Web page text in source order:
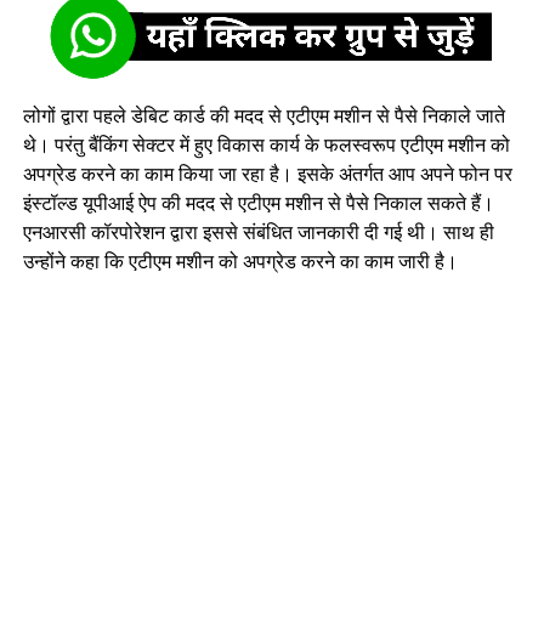
लोगों द्वारा पहले डेबिट कार्ड की मदद से एटीएम मशीन से पैसे निकाले जाते
थे। परंतु बैंकिंग सेक्टर में हुए विकास कार्य के फलस्वरूप एटीएम मशीन को
अपग्रेड करने का काम किया जा रहा है। इसके अंतर्गत आप अपने फोन पर
इंस्टॉल्ड यूपीआई ऐप की मदद से एटीएम मशीन से पैसे निकाल सकते हैं।
एनआरसी कॉरपोरेशन द्वारा इससे संबंधित जानकारी दी गई थी। साथ ही
उन्होंने कहा कि एटीएम मशीन को अपग्रेड करने का काम जारी है।